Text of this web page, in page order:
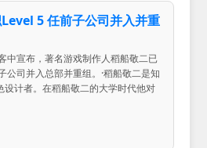
5 任前子公司并入并重
中宣布，著名游戏制作人稻船敬二已
公司并入总部并重组。·稻船敬二是知
设计者。在稻船敬二的大学时代他对